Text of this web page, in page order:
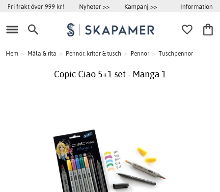
Fri frakt över 999 kr! Nyheter >> Kampanj >> Information
Hem > Måla & rita > Pennor, kritor & tusch > Pennor > Tuschpennor
Copic Ciao 5+1 set - Manga 1